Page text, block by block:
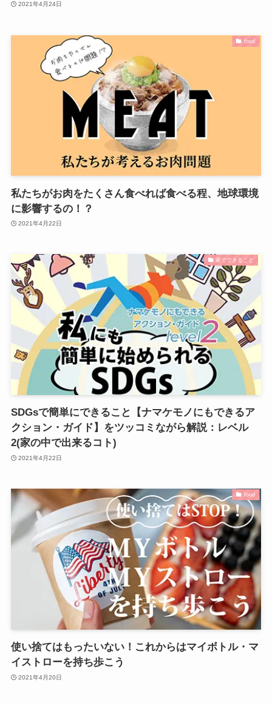
2021年4月24日
food
私たちがお肉をたくさん食べれば食べる程、地球環境
に影響するの！？
2021年4月22日
家でできること
SDGsで簡単にできること【ナマケモノにもできるア
クション・ガイド】をツッコミながら解説：レベル
2(家の中で出来るコト)
2021年4月22日
food
使い捨てはもったいない！これからはマイボトル・マ
イストローを持ち歩こう
2021年4月20日